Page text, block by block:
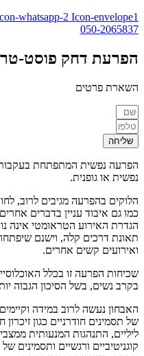
whatsapp-2 Icon-envelope1
050-2065837⁩
הפרעת דחק פוסט-
השארת פרטים
שליחה
הפרעה נפשית המתפתחת
נפשית או גופנית.
הלוקים בהפרעה מגיבים לרוב,
כמו גם איבוד עניין בדברים
הגדרת האירוע הטראומטי אינה
תאונת דרכים קלה, וישנם
ואירועים קשים אחרים.
בקרב נשים, בשל הסיכון הגבוה
האבחון נעשה לרוב במידה
של תסמינים חודרניים כגון
ליליים, התנהגות המנעותית
קוגניטיביים ורגשיים ותסמינים